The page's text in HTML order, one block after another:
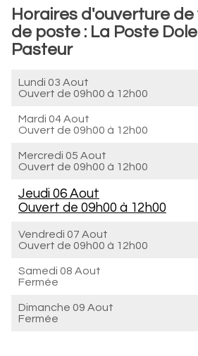
Horaires d'ouverture
de poste : La Poste
Pasteur
Lundi 03 Aout
Ouvert de 09h00 à 12h00
Mardi 04 Aout
Ouvert de 09h00 à 12h00
Mercredi 05 Aout
Ouvert de 09h00 à 12h00
Jeudi 06 Aout
Ouvert de 09h00 à 12h00
Vendredi 07 Aout
Ouvert de 09h00 à 12h00
Samedi 08 Aout
Fermée
Dimanche 09 Aout
Fermée